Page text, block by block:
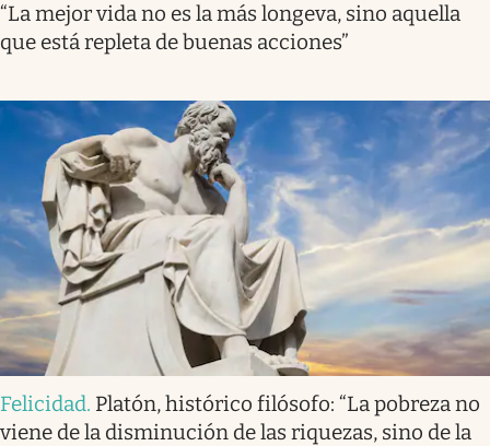
“La mejor vida no es la más longeva, sino aquella
que está repleta de buenas acciones”
Felicidad. Platón, histórico filósofo: “La pobreza no
viene de la disminución de las riquezas, sino de la